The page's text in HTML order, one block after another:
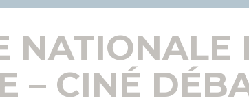
NATIONALE
– CINÉ